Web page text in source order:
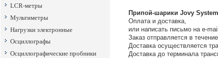
LCR-метры
Мультиметры
Нагрузки электронные
Осциллографы
Осциллографические пробники
Припой-шарики Jovy
Оплата и доставка,
или написать письмо на е-
Заказ отправляется в
Доставка осуществляется
Доставка до терминала